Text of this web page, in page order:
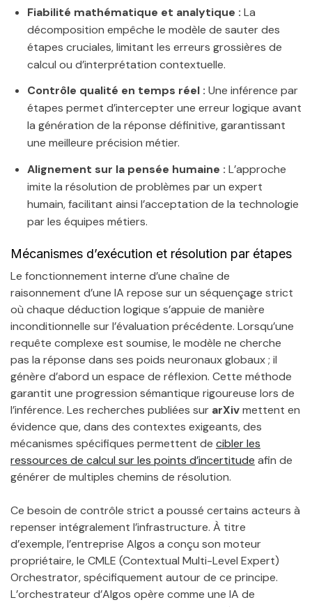
Fiabilité mathématique et analytique : La
décomposition empêche le modèle de sauter des
étapes cruciales, limitant les erreurs grossières de
calcul ou d’interprétation contextuelle.
Contrôle qualité en temps réel : Une inférence par
étapes permet d’intercepter une erreur logique avant
la génération de la réponse définitive, garantissant
une meilleure précision métier.
Alignement sur la pensée humaine : L’approche
imite la résolution de problèmes par un expert
humain, facilitant ainsi l’acceptation de la technologie
par les équipes métiers.
Mécanismes d’exécution et résolution par étapes
Le fonctionnement interne d’une chaîne de
raisonnement d’une IA repose sur un séquençage strict
où chaque déduction logique s’appuie de manière
inconditionnelle sur l’évaluation précédente. Lorsqu’une
requête complexe est soumise, le modèle ne cherche
pas la réponse dans ses poids neuronaux globaux ; il
génère d’abord un espace de réflexion. Cette méthode
garantit une progression sémantique rigoureuse lors de
l’inférence. Les recherches publiées sur arXivmettent en
évidence que, dans des contextes exigeants, des
mécanismes spécifiques permettent de cibler les
ressources de calcul sur les points d’incertitude afin de
générer de multiples chemins de résolution.
Ce besoin de contrôle strict a poussé certains acteurs à
repenser intégralement l’infrastructure. À titre
d’exemple, l’entreprise Algos a conçu son moteur
propriétaire, le CMLE (Contextual Multi-Level Expert)
Orchestrator, spécifiquement autour de ce principe.
L’orchestrateur d’Algos opère comme une IA de